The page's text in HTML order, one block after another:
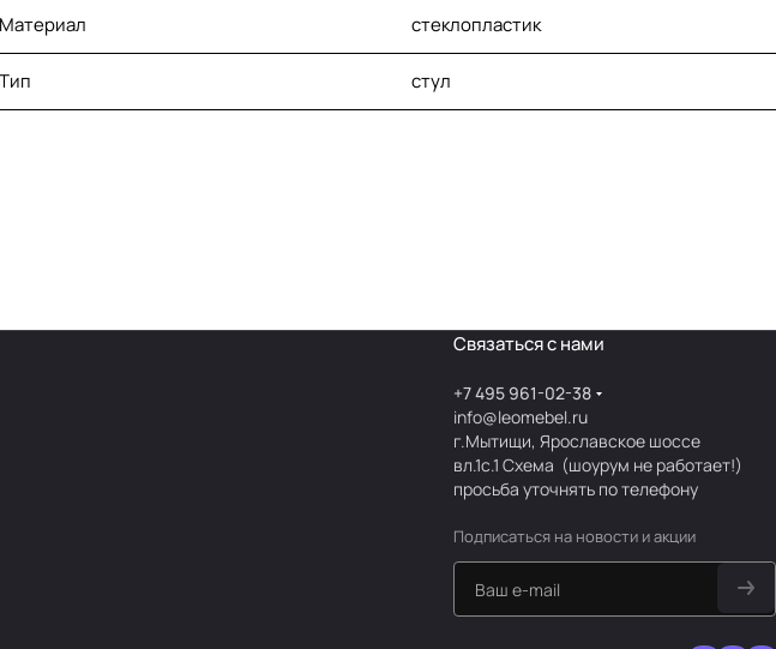
Материал стеклопластик
Тип стул
Связаться с нами
+7 495 961-02-38
info@leomebel.ru
г.Мытищи, Ярославское шоссе
вл.1с.1Схема (шоурум не работает!)
просьба уточнять по телефону
Подписаться на новости и акции